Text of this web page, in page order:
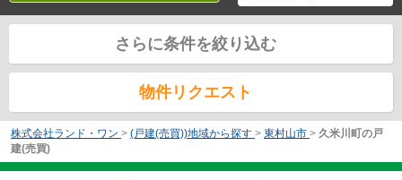
さらに条件を絞り込む
物件リクエスト
株式会社ランド・ワン > (戸建(売買))地域から探す > 東村山市 > 久米川町の戸
建(売買)